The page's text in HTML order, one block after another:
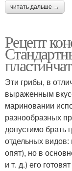
читать дальше →
Рецепт
Эти грибы, в
выраженным
мариновании
разнообразных
допустимо брать
отдельных
опят), но в
и т. д.) его